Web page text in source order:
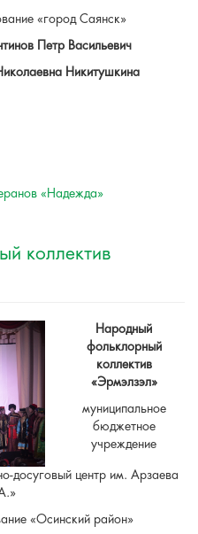
«город Саянск»
Петр Васильевич
Никитушкина
«Надежда»
коллектив
Народный
фольклорный
коллектив
«Эрмэлзэл»
муниципальное
бюджетное
учреждение
досуговый центр им. Арзаева
«Осинский район»